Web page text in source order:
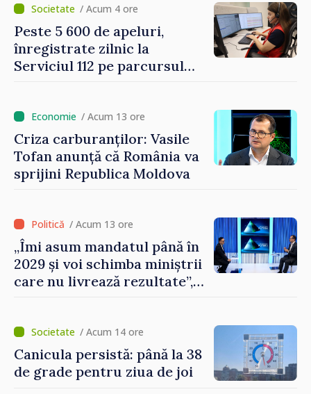
două regulamente din
domeniu
/ Acum 4 ore
Peste 5 600 de apeluri,
înregistrate zilnic la
Serviciul 112 pe parcursul
ambulanța/ Acum 13 ore
Criza carburanților: Vasile
Tofan anunță că România va
sprijini Republica Moldova
/ Acum 13 ore
„Îmi asum mandatul până în
2029 și voi schimba miniștrii
care nu livrează rezultate”,
/ Acum 14 ore
Canicula persistă: până la 38
de grade pentru ziua de joi